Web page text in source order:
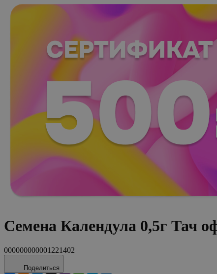
Семена Календула 0,5г Тач
000000000001221402
Поделиться